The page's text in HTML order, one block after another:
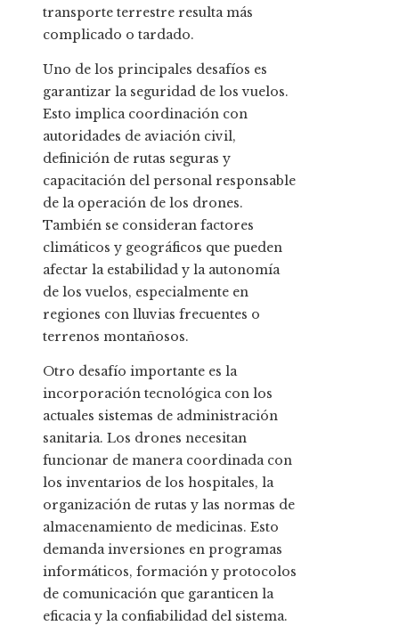
transporte terrestre resulta más
complicado o tardado.
Uno de los principales desafíos es
garantizar la seguridad de los vuelos.
Esto implica coordinación con
autoridades de aviación civil,
definición de rutas seguras y
capacitación del personal responsable
de la operación de los drones.
También se consideran factores
climáticos y geográficos que pueden
afectar la estabilidad y la autonomía
de los vuelos, especialmente en
regiones con lluvias frecuentes o
terrenos montañosos.
Otro desafío importante es la
incorporación tecnológica con los
actuales sistemas de administración
sanitaria. Los drones necesitan
funcionar de manera coordinada con
los inventarios de los hospitales, la
organización de rutas y las normas de
almacenamiento de medicinas. Esto
demanda inversiones en programas
informáticos, formación y protocolos
de comunicación que garanticen la
eficacia y la confiabilidad del sistema.